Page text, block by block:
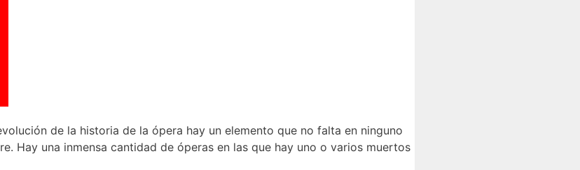
de la historia de la ópera hay un elemento que no falta en ninguno
Hay una inmensa cantidad de óperas en las que hay uno o varios muertos